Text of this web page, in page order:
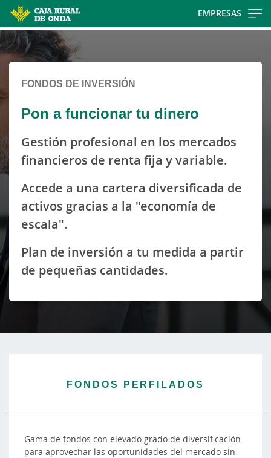
EMPRESAS
Cargando
contenido,
por
favor
FONDOS DE INVERSIÓN
Pon a funcionar tu dinero
Gestión profesional en los mercados
financieros de renta fija y variable.
Accede a una cartera diversificada de
activos gracias a la "economía de
escala".
Plan de inversión a tu medida a partir
de pequeñas cantidades.
FONDOS PERFILADOS
Gama de fondos con elevado grado de diversificación
para aprovechar las oportunidades del mercado sin